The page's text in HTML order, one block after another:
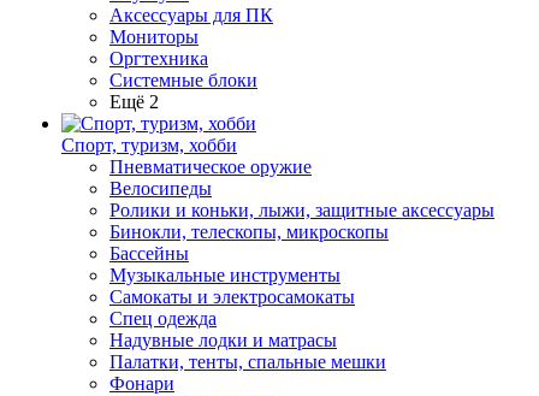
Аксессуары для ПК
Мониторы
Оргтехника
Системные блоки
Ещё 2
Спорт, туризм, хобби
Пневматическое оружие
Велосипеды
Ролики и коньки, лыжи, защитные аксессуары
Бинокли, телескопы, микроскопы
Бассейны
Музыкальные инструменты
Самокаты и электросамокаты
Спец одежда
Надувные лодки и матрасы
Палатки, тенты, спальные мешки
Фонари